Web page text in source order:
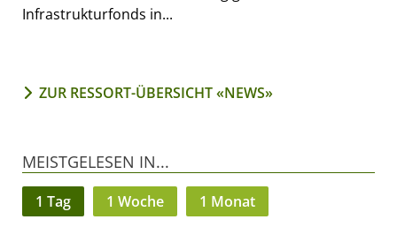
Infrastrukturfonds in...
ZUR RESSORT-ÜBERSICHT «NEWS»
MEISTGELESEN IN...
1 Tag 1 Woche 1 Monat